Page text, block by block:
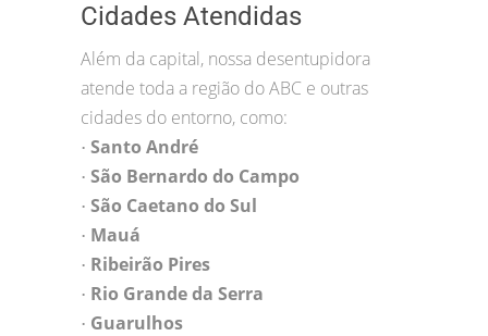
Cidades Atendidas
Além da capital, nossa desentupidora
atende toda a região do ABC e outras
cidades do entorno, como:
• Santo André
• São Bernardo do Campo
• São Caetano do Sul
• Mauá
• Ribeirão Pires
• Rio Grande da Serra
• Guarulhos